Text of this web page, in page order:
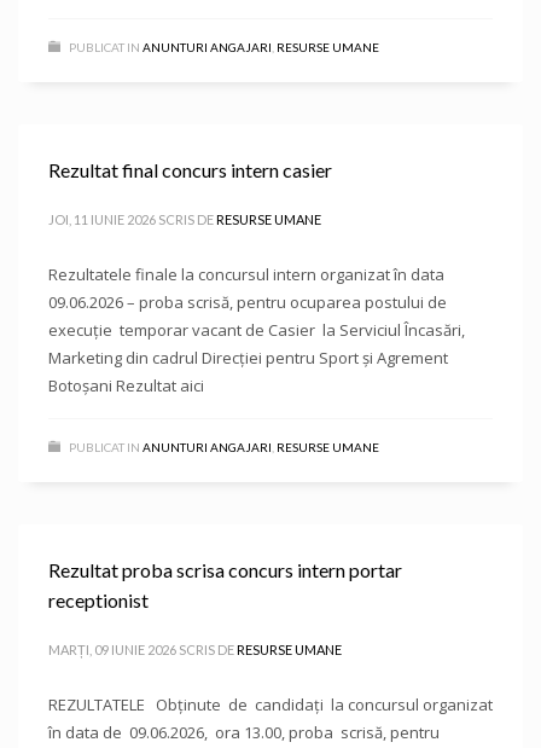
PUBLICAT IN ANUNTURI ANGAJARI RESURSE UMANE
Rezultat final concurs intern casier
JOI, 11 IUNIE 2026 SCRIS DERESURSE UMANE
Rezultatele finale la concursul intern organizat în data
09.06.2026 – proba scrisă, pentru ocuparea postului de
execuție temporar vacant de Casier la Serviciul Încasări,
Marketing din cadrul Direcției pentru Sport și Agrement
Botoșani Rezultat aici
PUBLICAT IN ANUNTURI ANGAJARI RESURSE UMANE
Rezultat proba scrisa concurs intern portar
receptionist
MARȚI, 09 IUNIE 2026 SCRIS DERESURSE UMANE
REZULTATELE Obținute de candidați la concursul organizat
în data de 09.06.2026, ora 13.00, proba scrisă, pentru